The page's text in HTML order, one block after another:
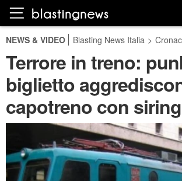
NEWS & VIDEO Blasting News Italia >
Terrore in treno:
biglietto
capotreno con